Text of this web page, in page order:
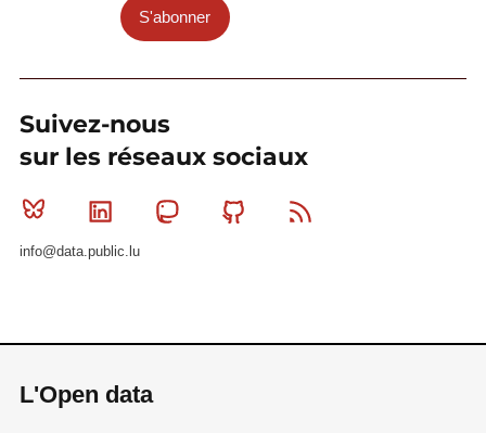
S'abonner
Suivez-nous
sur les réseaux sociaux
Bluesky Linkedin MastodonGithub
info@data.public.lu
L'Open data